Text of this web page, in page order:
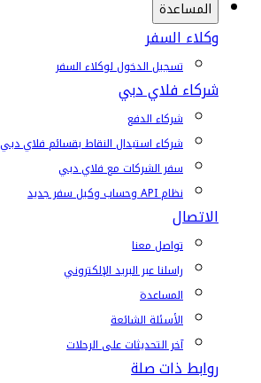
المساعدة
وكلاء السفر
تسجيل الدخول لوكلاء السفر
شركاء فلاي دبي
شركاء الدفع
شركاء استبدال النقاط بقسائم فلاي دبي
سفر الشركات مع فلاي دبي
نظام API وحساب وكيل سفر جديد
الاتصال
تواصل معنا
راسلنا عبر البريد الإلكتروني
المساعدة
الأسئلة الشائعة
آخر التحديثات على الرحلات
روابط ذات صلة